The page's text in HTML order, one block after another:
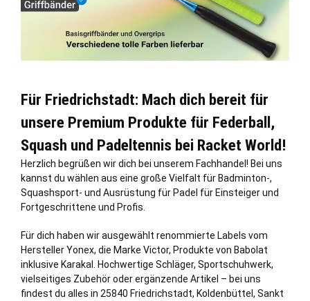
Für Friedrichstadt: Mach dich bereit für
unsere Premium Produkte für Federball,
Squash und Padeltennis bei Racket World!
Herzlich begrüßen wir dich bei unserem Fachhandel! Bei uns
kannst du wählen aus eine große Vielfalt für Badminton-,
Squashsport- und Ausrüstung für Padel für Einsteiger und
Fortgeschrittene und Profis.
Für dich haben wir ausgewählt renommierte Labels vom
Hersteller Yonex, die Marke Victor, Produkte von Babolat
inklusive Karakal. Hochwertige Schläger, Sportschuhwerk,
vielseitiges Zubehör oder ergänzende Artikel – bei uns
findest du alles in 25840 Friedrichstadt, Koldenbüttel , Sankt